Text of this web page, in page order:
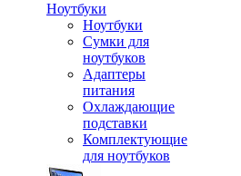
Ноутбуки
Ноутбуки
Сумки для
ноутбуков
Адаптеры
питания
Охлаждающие
подставки
Комплектующие
для ноутбуков